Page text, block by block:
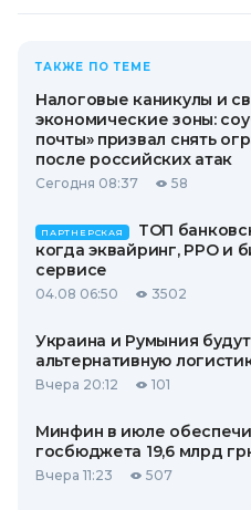
ТАКЖЕ ПО ТЕМЕ
Налоговые каникулы и
экономические зоны:
почты» призвал снять
после российских атак
Сегодня 08:37 58
ПАРТНЕРСКАЯ
ТОП
когда эквайринг, РРО и
сервисе
04.08 06:50 3502
Украина и Румыния
альтернативную
Вчера 20:12 101
Минфин в июле
госбюджета 19,6 млрд
Вчера 11:23 507